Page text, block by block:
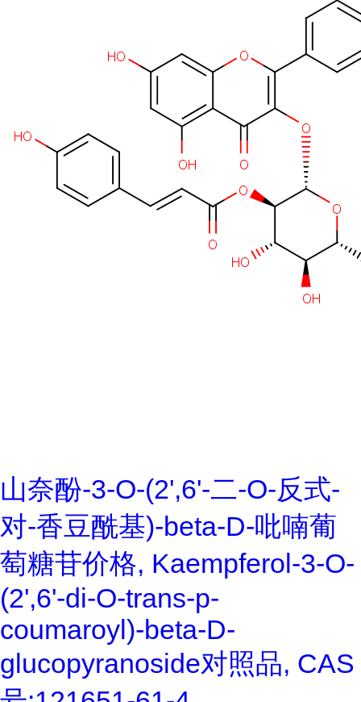
山奈酚-3-O-(2',6'-二-O-反式-
对-香豆酰基)-beta-D-吡喃葡
萄糖苷价格, Kaempferol-3-O-
(2',6'-di-O-trans-p-
coumaroyl)-beta-D-
glucopyranoside对照品, CAS